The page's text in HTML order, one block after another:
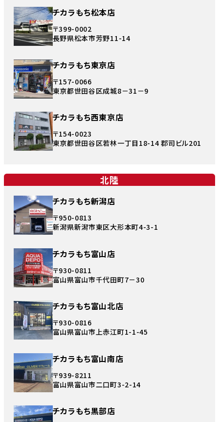
チカラもち松本店
〒399-0002
長野県松本市芳野11-14
チカラもち東京店
〒157-0066
東京都世田谷区成城8－31－9
チカラもち西東京店
〒154-0023
東京都世田谷区若林一丁目18-14 郡司ビル201
北陸
チカラもち新潟店
〒950-0813
新潟県新潟市東区大形本町4-3-1
チカラもち富山店
〒930-0811
富山県富山市千代田町7－30
チカラもち富山北店
〒930-0816
富山県富山市上赤江町1-1-45
チカラもち富山南店
〒939-8211
富山県富山市二口町3-2-14
チカラもち黒部店